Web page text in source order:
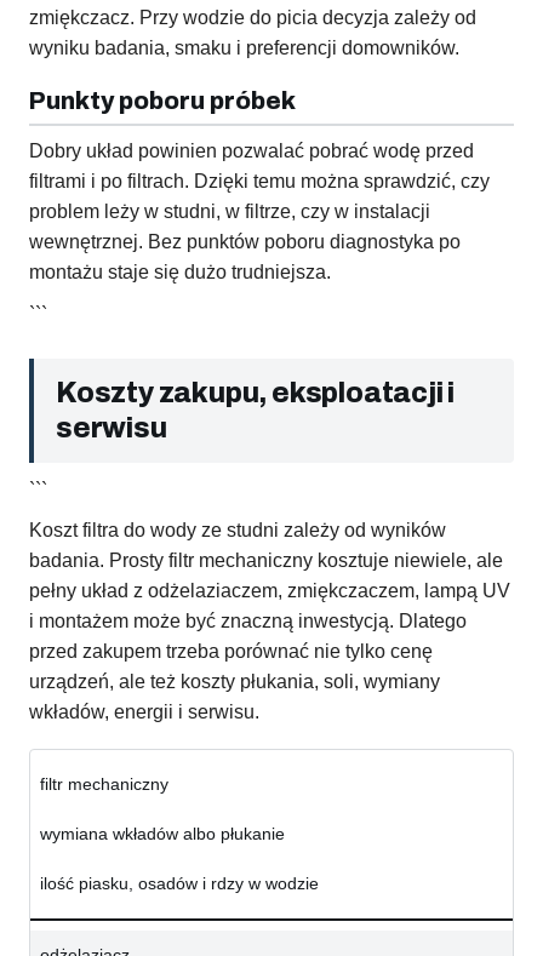
zmiękczacz. Przy wodzie do picia decyzja zależy od
wyniku badania, smaku i preferencji domowników.
Punkty poboru próbek
Dobry układ powinien pozwalać pobrać wodę przed
filtrami i po filtrach. Dzięki temu można sprawdzić, czy
problem leży w studni, w filtrze, czy w instalacji
wewnętrznej. Bez punktów poboru diagnostyka po
montażu staje się dużo trudniejsza.
```
Koszty zakupu, eksploatacji i
serwisu
```
Koszt filtra do wody ze studni zależy od wyników
badania. Prosty filtr mechaniczny kosztuje niewiele, ale
pełny układ z odżelaziaczem, zmiękczaczem, lampą UV
i montażem może być znaczną inwestycją. Dlatego
przed zakupem trzeba porównać nie tylko cenę
urządzeń, ale też koszty płukania, soli, wymiany
wkładów, energii i serwisu.
filtr mechaniczny
wymiana wkładów albo płukanie
ilość piasku, osadów i rdzy w wodzie